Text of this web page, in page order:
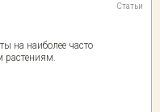
Статьи
на наиболее часто
растениям.